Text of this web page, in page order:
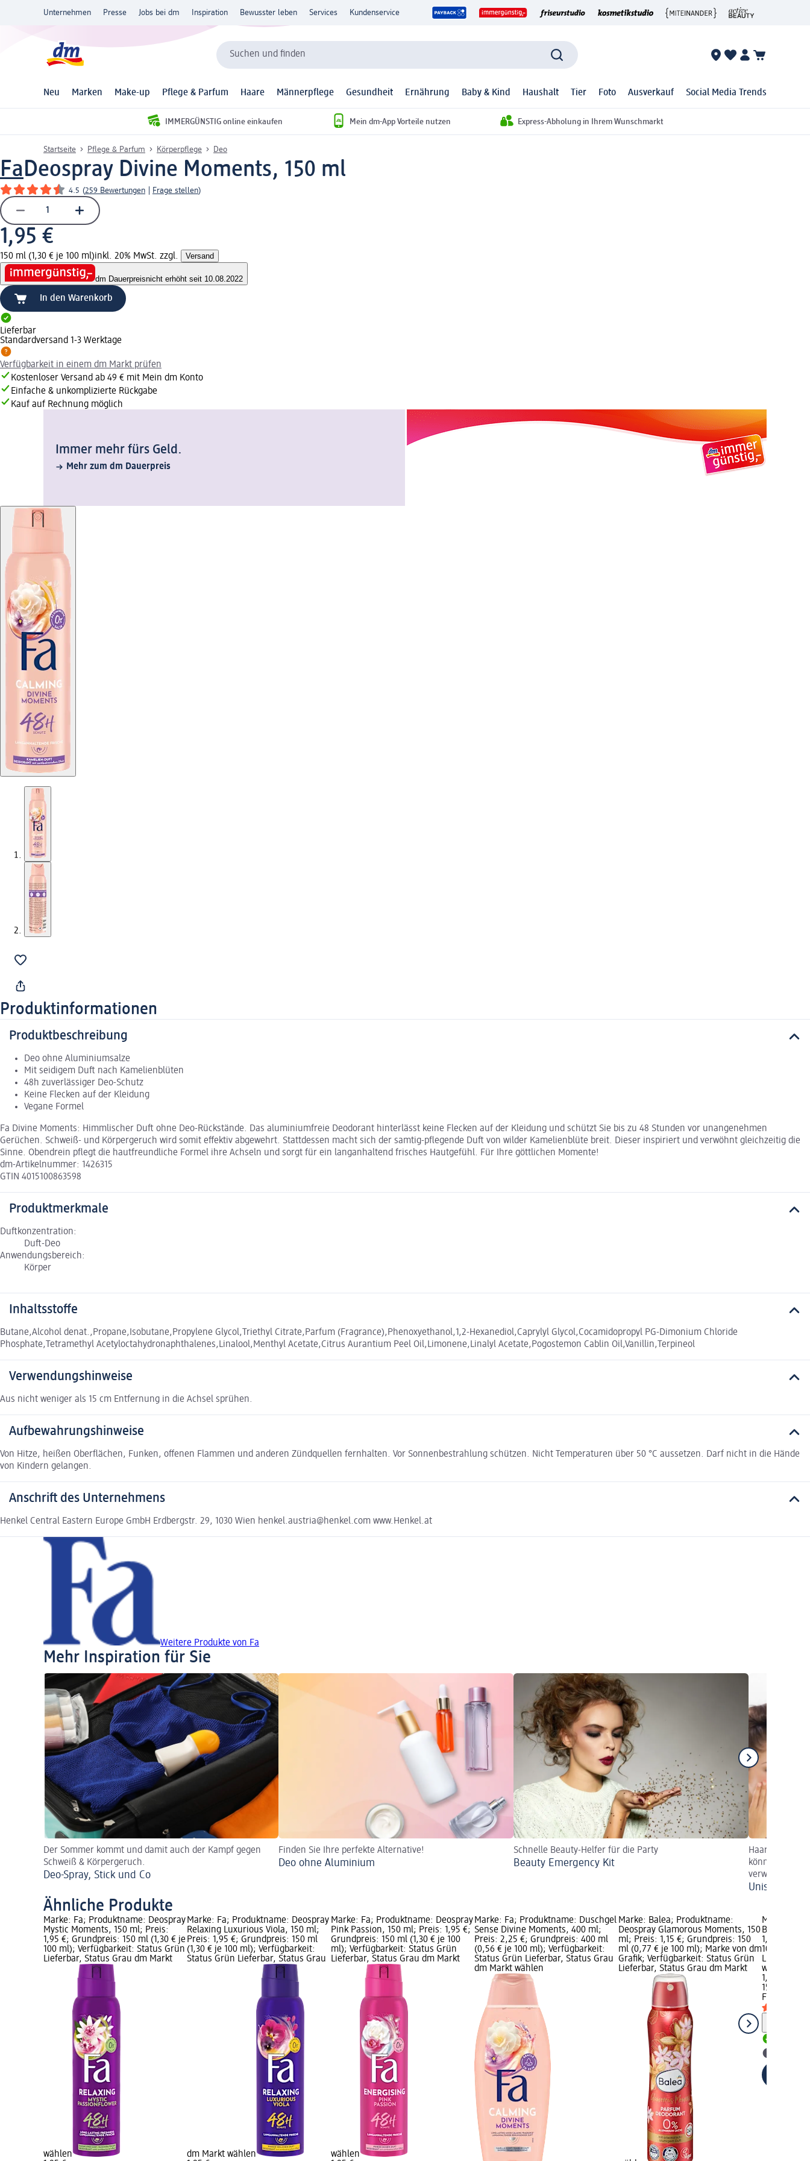
Unternehmen Presse Jobs bei dm Inspiration Bewusster leben Services Kundenservice
Suchen und finden
Neu Marken Make-up Pflege & Parfum Haare Männerpflege Gesundheit Ernährung Baby & Kind Haushalt Tier Foto Ausverkauf Social Media Trends
IMMERGÜNSTIG online einkaufen Mein dm-App Vorteile nutzen Express-Abholung in Ihrem Wunschmarkt
Startseite Pflege & Parfum Körperpflege Deo
FaDeospray Divine Moments, 150 ml
4.5 (259 Bewertungen Frage stellen)
1,95 €
150 ml (1,30 € je 100 ml)inkl. 20% MwSt. zzgl. Versand
dm Dauerpreisnicht erhöht seit 10.08.2022
In den Warenkorb
Lieferbar
Standardversand 1-3 Werktage
Verfügbarkeit in einem dm Markt prüfen
Kostenloser Versand ab 49 € mit Mein dm Konto
Einfache & unkomplizierte Rückgabe
Kauf auf Rechnung möglich
Immer mehr fürs Geld.
Mehr zum dm Dauerpreis
Produktinformationen
Produktbeschreibung
Deo ohne Aluminiumsalze
Mit seidigem Duft nach Kamelienblüten
48h zuverlässiger Deo-Schutz
Keine Flecken auf der Kleidung
Vegane Formel
Fa Divine Moments: Himmlischer Duft ohne Deo-Rückstände. Das aluminiumfreie Deodorant hinterlässt keine Flecken auf der Kleidung und schützt Sie bis zu 48 Stunden vor unangenehmen
Gerüchen. Schweiß- und Körpergeruch wird somit effektiv abgewehrt. Stattdessen macht sich der samtig-pflegende Duft von wilder Kamelienblüte breit. Dieser inspiriert und verwöhnt gleichzeitig die
Sinne. Obendrein pflegt die hautfreundliche Formel ihre Achseln und sorgt für ein langanhaltend frisches Hautgefühl. Für Ihre göttlichen Momente!
dm-Artikelnummer: 1426315
GTIN 4015100863598
Produktmerkmale
Duftkonzentration:
Duft-Deo
Anwendungsbereich:
Körper
Inhaltsstoffe
Butane,Alcohol denat.,Propane,Isobutane,Propylene Glycol,Triethyl Citrate,Parfum (Fragrance),Phenoxyethanol,1,2-Hexanediol,Caprylyl Glycol,Cocamidopropyl PG-Dimonium Chloride
Phosphate,Tetramethyl Acetyloctahydronaphthalenes,Linalool,Menthyl Acetate,Citrus Aurantium Peel Oil,Limonene,Linalyl Acetate,Pogostemon Cablin Oil,Vanillin,Terpineol
Verwendungshinweise
Aus nicht weniger als 15 cm Entfernung in die Achsel sprühen.
Aufbewahrungshinweise
Von Hitze, heißen Oberflächen, Funken, offenen Flammen und anderen Zündquellen fernhalten. Vor Sonnenbestrahlung schützen. Nicht Temperaturen über 50 °C aussetzen. Darf nicht in die Hände
von Kindern gelangen.
Anschrift des Unternehmens
Henkel Central Eastern Europe GmbH Erdbergstr. 29, 1030 Wien henkel.austria@henkel.com www.Henkel.at
Weitere Produkte von Fa
Mehr Inspiration für Sie
Der Sommer kommt und damit auch der Kampf gegen
Schweiß & Körpergeruch.
Deo-Spray, Stick und Co
Finden Sie Ihre perfekte Alternative!
Deo ohne Aluminium
Schnelle Beauty-Helfer für die Party
Beauty Emergency Kit
können von
verwendet
Unisex
Ähnliche Produkte
Marke: Fa; Produktname: Deospray
Mystic Moments, 150 ml; Preis:
1,95 €; Grundpreis: 150 ml (1,30 € je
100 ml); Verfügbarkeit: Status Grün
Lieferbar, Status Grau dm Markt
wählen
Marke: Fa; Produktname: Deospray
Relaxing Luxurious Viola, 150 ml;
Preis: 1,95 €; Grundpreis: 150 ml
(1,30 € je 100 ml); Verfügbarkeit:
Status Grün Lieferbar, Status Grau
dm Markt wählen
Marke: Fa; Produktname: Deospray
Pink Passion, 150 ml; Preis: 1,95 €;
Grundpreis: 150 ml (1,30 € je 100
ml); Verfügbarkeit: Status Grün
Lieferbar, Status Grau dm Markt
wählen
Marke: Fa; Produktname: Duschgel
Sense Divine Moments, 400 ml;
Preis: 2,25 €; Grundpreis: 400 ml
(0,56 € je 100 ml); Verfügbarkeit:
Status Grün Lieferbar, Status Grau
dm Markt wählen
Marke: Balea; Produktname:
Deospray Glamorous Moments, 150
ml; Preis: 1,15 €; Grundpreis: 150
ml (0,77 € je 100 ml); Marke von dm
Grafik; Verfügbarkeit: Status Grün
Lieferbar, Status Grau dm Markt
Marke: Fa
Bodyspray
1,95 €;
100 ml);
Lieferbar,
wählen
1,95 €
150 ml
Fa Men